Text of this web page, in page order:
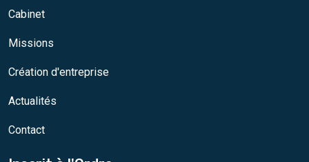
Cabinet
Missions
Création d'entreprise
Actualités
Contact